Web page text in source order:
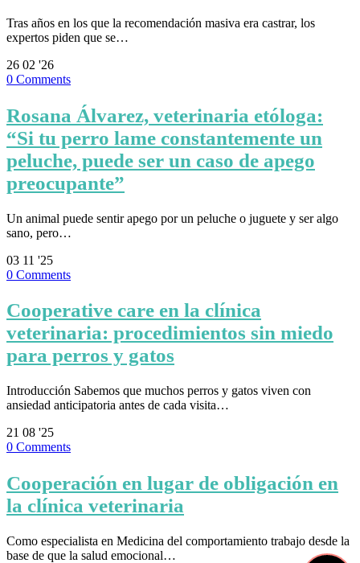
Tras años en los que la recomendación masiva era castrar, los
expertos piden que se…
26 02 '26
0 Comments
Rosana Álvarez, veterinaria etóloga:
“Si tu perro lame constantemente un
peluche, puede ser un caso de apego
preocupante”
Un animal puede sentir apego por un peluche o juguete y ser algo
sano, pero…
03 11 '25
0 Comments
Cooperative care en la clínica
veterinaria: procedimientos sin miedo
para perros y gatos
Introducción Sabemos que muchos perros y gatos viven con
ansiedad anticipatoria antes de cada visita…
21 08 '25
0 Comments
Cooperación en lugar de obligación en
la clínica veterinaria
Como especialista en Medicina del comportamiento trabajo desde la
base de que la salud emocional…